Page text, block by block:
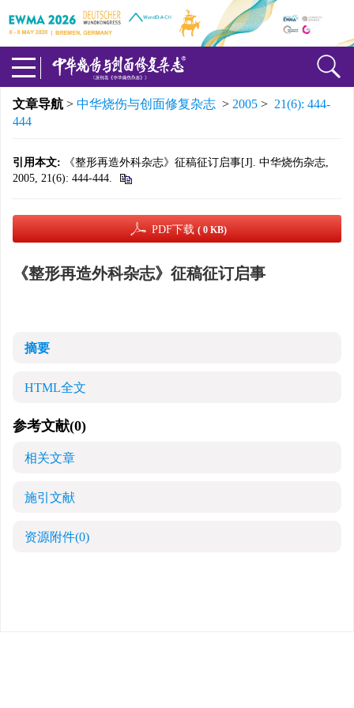
文章导航 > 中华烧伤与创面修复杂志 > 2005 > 21(6): 444-
444
引用本文:
《整形再造外科杂志》征稿征订启事[J]. 中华烧伤杂志,
2005, 21(6): 444-444.
PDF下载 ( 0 KB)
《整形再造外科杂志》征稿征订启事
摘要
HTML全文
参考文献(0)
相关文章
施引文献
资源附件(0)